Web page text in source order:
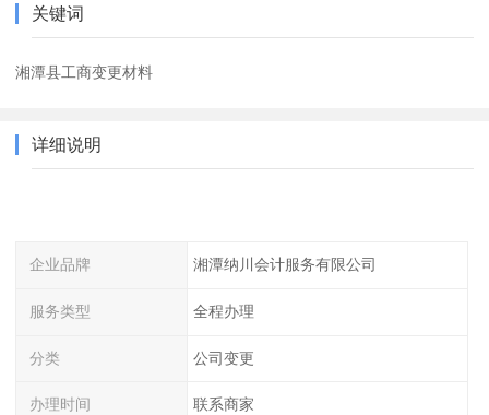
关键词
湘潭县工商变更材料
详细说明
企业品牌 湘潭纳川会计服务有限公司
服务类型 全程办理
分类 公司变更
办理时间 联系商家